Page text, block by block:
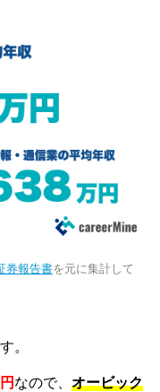
券報告書を元に集計して
。
なので、 オービック